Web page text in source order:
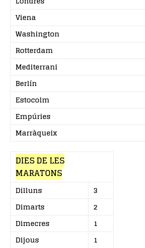
Viena
Washington
Rotterdam
Mediterrani
Berlín
Estocolm
Empúries
Marràqueix
DIES DE LES
MARATONS
Dilluns
3
Dimarts
2
Dimecres
1
Dijous
1